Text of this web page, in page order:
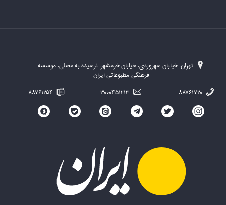
تهران، خیابان سهروردی، خیابان خرمشهر، نرسیده به مصلی، موسسه
فرهنگی-مطبوعاتی ایران